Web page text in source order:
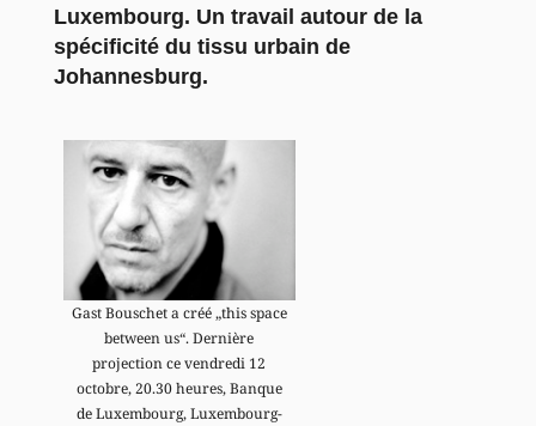
Luxembourg. Un travail autour de la
spécificité du tissu urbain de
Johannesburg.
Gast Bouschet a créé „this space
between us“. Dernière
projection ce vendredi 12
octobre, 20.30 heures, Banque
de Luxembourg, Luxembourg-